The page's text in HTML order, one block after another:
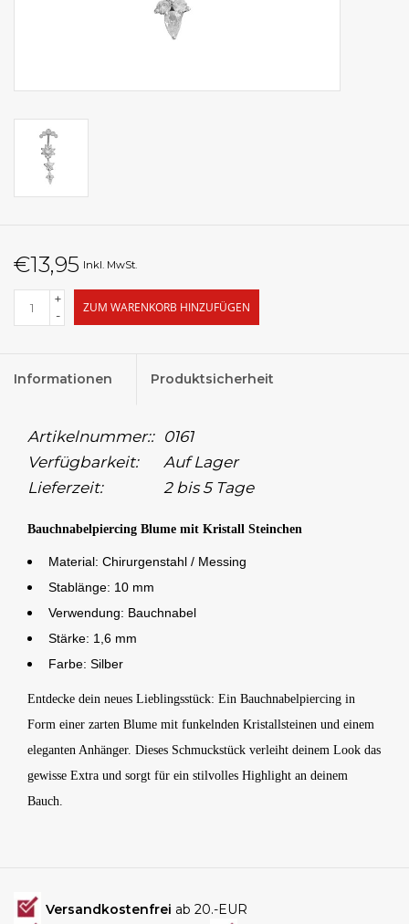
€13,95 Inkl. MwSt.
+
-
ZUM WARENKORB HINZUFÜGEN
Informationen Produktsicherheit
Artikelnummer:: 0161
Verfügbarkeit:
Auf Lager
Lieferzeit:
2 bis 5 Tage
Bauchnabelpiercing Blume mit Kristall Steinchen
Material: Chirurgenstahl / Messing
Stablänge: 10 mm
Verwendung: Bauchnabel
Stärke: 1,6 mm
Farbe: Silber
Entdecke dein neues Lieblingsstück: Ein Bauchnabelpiercing in
Form einer zarten Blume mit funkelnden Kristallsteinen und einem
eleganten Anhänger. Dieses Schmuckstück verleiht deinem Look das
gewisse Extra und sorgt für ein stilvolles Highlight an deinem
Bauch.
Versandkostenfrei ab 20.-EUR